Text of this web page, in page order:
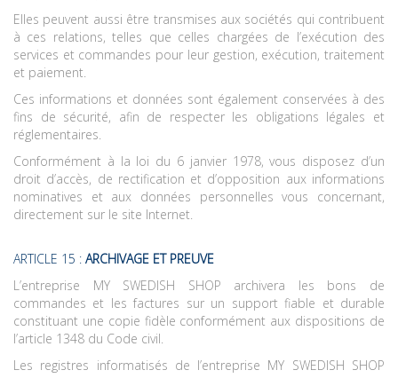
Elles peuvent aussi être transmises aux sociétés qui contribuent
à ces relations, telles que celles chargées de l’exécution des
services et commandes pour leur gestion, exécution, traitement
et paiement.
Ces informations et données sont également conservées à des
fins de sécurité, afin de respecter les obligations légales et
réglementaires.
Conformément à la loi du 6 janvier 1978, vous disposez d’un
droit d’accès, de rectification et d’opposition aux informations
nominatives et aux données personnelles vous concernant,
directement sur le site Internet.
ARTICLE 15 : ARCHIVAGE ET PREUVE
L’entreprise MY SWEDISH SHOP archivera les bons de
commandes et les factures sur un support fiable et durable
constituant une copie fidèle conformément aux dispositions de
l’article 1348 du Code civil.
Les registres informatisés de l’entreprise MY SWEDISH SHOP